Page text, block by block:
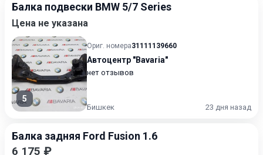
Балка подвески BMW 5/7 Series
Цена не указана
5
Ориг. номера31111139660
Автоцентр "Bavaria"
нет отзывов
Бишкек 23 дня назад
Балка задняя Ford Fusion 1.6
6 175 ₽